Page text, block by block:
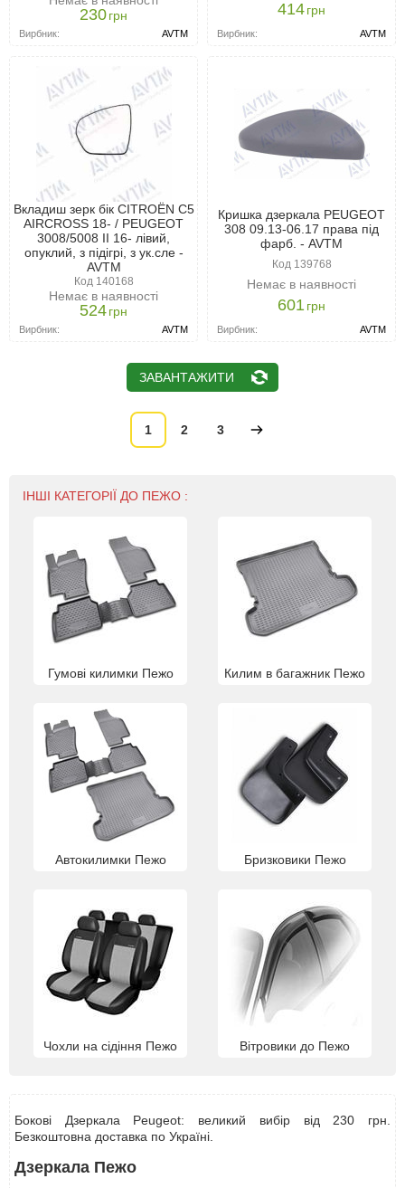
230грн
Вирбник: AVTM
414грн
Вирбник: AVTM
Вкладиш зерк бік CITROËN C5
AIRCROSS 18- / PEUGEOT
3008/5008 II 16- лівий,
опуклий, з підігрі, з ук.сле -
AVTM
Код 140168
Немає в наявності
524грн
Вирбник: AVTM
Кришка дзеркала PEUGEOT
308 09.13-06.17 права під
фарб. - AVTM
Код 139768
Немає в наявності
601 грн
Вирбник: AVTM
ЗАВАНТАЖИТИ
1 2 3
ІНШІ КАТЕГОРІЇ ДО ПЕЖО :
Гумові килимки Пежо Килим в багажник Пежо
Автокилимки Пежо Бризковики Пежо
Чохли на сідіння Пежо Вітровики до Пежо
Бокові Дзеркала Peugeot: великий вибір від 230 грн.
Безкоштовна доставка по Україні.
Дзеркала Пежо